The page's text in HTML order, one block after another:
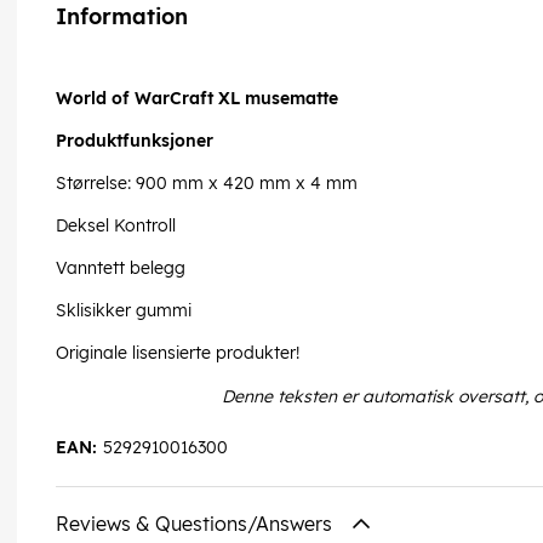
Information
World of WarCraft XL musematte
Produktfunksjoner
Størrelse: 900 mm x 420 mm x 4 mm
Deksel Kontroll
Vanntett belegg
Sklisikker gummi
Originale lisensierte produkter!
Denne teksten er automatisk oversatt,
5292910016300
EAN:
Reviews & Questions/Answers